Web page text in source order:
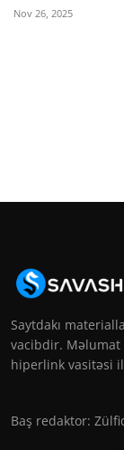
Nov 26, 2025
Saytdakı
vacibdir.
hiperlink vasitəsi
Baş redaktor: